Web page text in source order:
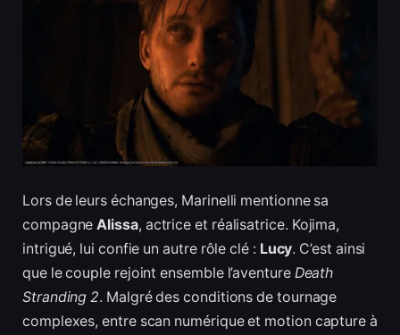
Lors de leurs échanges, Marinelli mentionne sa
compagne Alissa, actrice et réalisatrice. Kojima,
intrigué, lui confie un autre rôle clé : Lucy. C’est ainsi
que le couple rejoint ensemble l’aventure Death
Stranding 2. Malgré des conditions de tournage
complexes, entre scan numérique et motion capture à